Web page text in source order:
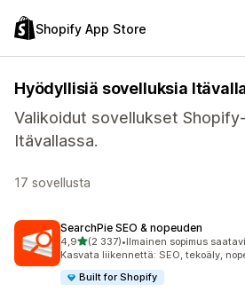
Shopify App Store
Hyödyllisiä sovelluksia
Valikoidut sovellukset
Itävallassa.
17 sovellusta
SearchPie SEO & nopeuden
4,9/ 5 tähteä
(2 337)
2337 arvostelua yhteensä
•Ilmainen sopimus
Kasvata liikennettä: SEO, tekoäly,
Built for Shopify